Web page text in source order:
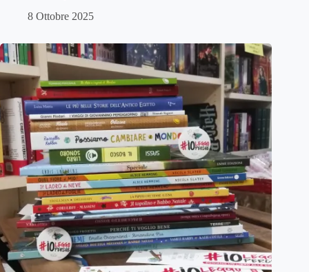
8 Ottobre 2025